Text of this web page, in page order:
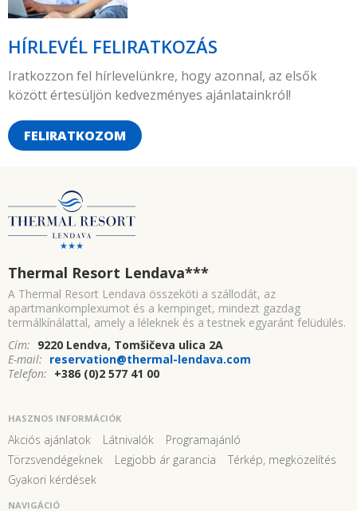
HÍRLEVÉL FELIRATKOZÁS
Iratkozzon fel hírlevelünkre, hogy azonnal, az elsők
között értesüljön kedvezményes ajánlatainkról!
FELIRATKOZOM
Thermal Resort Lendava***
A Thermal Resort Lendava összeköti a szállodát, az
apartmankomplexumot és a kempinget, mindezt gazdag
termálkínálattal, amely a léleknek és a testnek egyaránt felüdülés.
Cím: 9220 Lendva, Tomšičeva ulica 2A
E-mail: reservation@thermal-lendava.com
Telefon: +386 (0)2 577 41 00
HASZNOS INFORMÁCIÓK
Akciós ajánlatok Látnivalók
Programajánló
Törzsvendégeknek
Legjobb ár garancia
Térkép, megközelítés
Gyakori kérdések
NAVIGÁCIÓ